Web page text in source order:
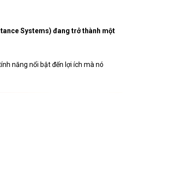
Systems) đang trở thành một
năng nổi bật đến lợi ích mà nó